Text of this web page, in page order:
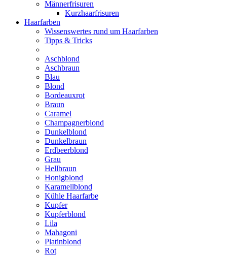
Männerfrisuren
Kurzhaarfrisuren
Haarfarben
Wissenswertes rund um Haarfarben
Tipps & Tricks
Aschblond
Aschbraun
Blau
Blond
Bordeauxrot
Braun
Caramel
Champagnerblond
Dunkelblond
Dunkelbraun
Erdbeerblond
Grau
Hellbraun
Honigblond
Karamellblond
Kühle Haarfarbe
Kupfer
Kupferblond
Lila
Mahagoni
Platinblond
Rot